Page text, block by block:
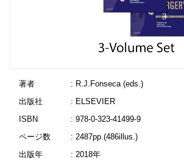
著者
: R.J.Fonseca (eds.)
出版社
: ELSEVIER
ISBN
: 978-0-323-41499-9
ページ数
: 2487pp.(486illus.)
出版年
: 2018年